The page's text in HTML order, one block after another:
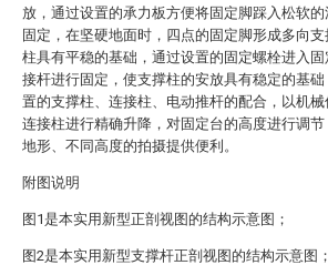
放，通过设置的承力板方便将固定脚踩入松软
固定，在坚硬地面时，四点的固定脚形成多向
柱具有平稳的基础，通过设置的固定螺栓进入
接杆进行固定，使支撑柱的安放具有稳定的基
置的支撑柱、连接柱、电动推杆的配合，以机械
连接柱进行精确升降，对固定台的高度进行调节
地形、不同高度的拍摄提供便利。
附图说明
图1是本实用新型正剖视图的结构示意图；
图2是本实用新型支撑杆正剖视图的结构示意图；